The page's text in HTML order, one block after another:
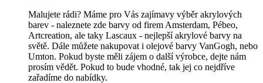
Malujete rádi? Máme pro Vás zajímavy výběr akrylových
barev - naleznete zde barvy od firem Amsterdam, Pébeo,
Artcreation, ale taky Lascaux - nejlepší akrylové barvy na
světě. Dále můžete nakupovat i olejové barvy VanGogh, nebo
Umton. Pokud byste měli zájem o další výrobce, dejte nám
prosím vědět. Pokud to bude vhodné, tak jej co nejdříve
zařadíme do nabídky.